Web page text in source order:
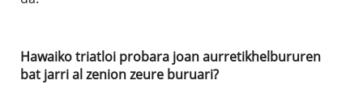
Hawaiko triatloi probara joan aurretikhelbururen
bat jarri al zenion zeure buruari?